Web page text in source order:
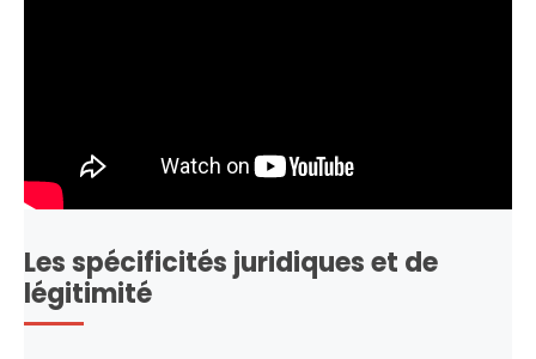
Les spécificités juridiques et de
légitimité